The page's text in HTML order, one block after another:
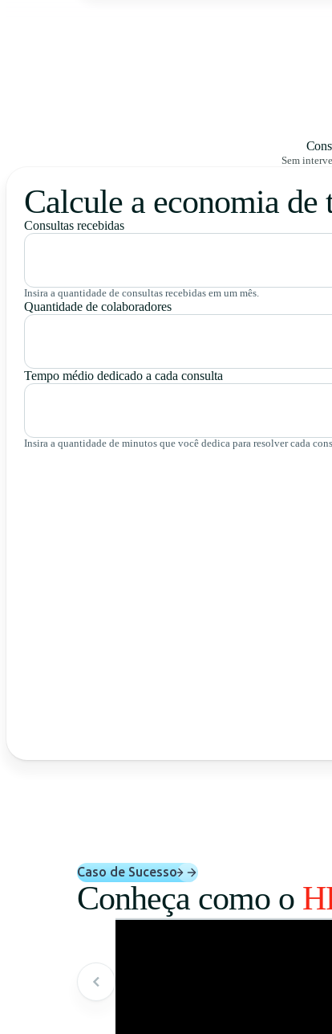
Sem
Calcule a economia de
Consultas recebidas
Insira a quantidade de consultas recebidas em um mês.
Quantidade de colaboradores
Tempo médio dedicado a cada consulta
Insira a quantidade de minutos que você dedica para resolver cada
Caso de Sucesso
Conheça como o